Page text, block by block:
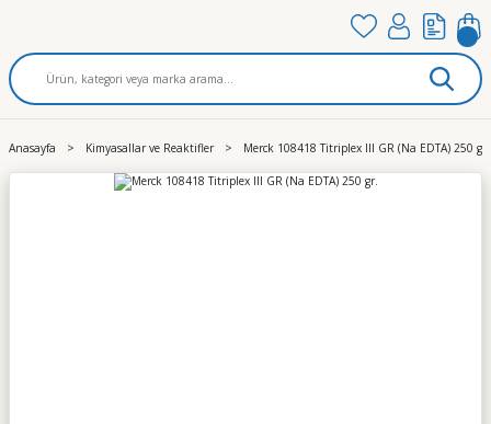
Anasayfa Kimyasallar ve Reaktifler Merck 108418 Titriplex III GR (Na EDTA) 250 gr.